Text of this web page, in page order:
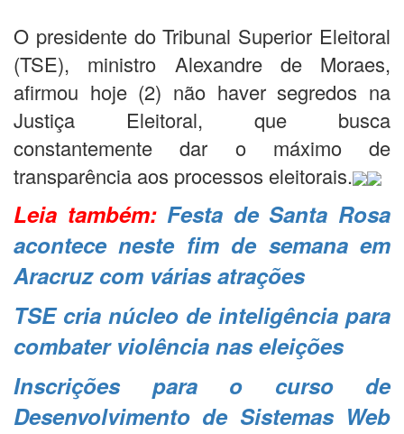
O presidente do Tribunal Superior Eleitoral
(TSE), ministro Alexandre de Moraes,
afirmou hoje (2) não haver segredos na
Justiça Eleitoral, que busca
constantemente dar o máximo de
transparência aos processos eleitorais.
Leia também: Festa de Santa Rosa
acontece neste fim de semana em
Aracruz com várias atrações
TSE cria núcleo de inteligência para
combater violência nas eleições
Inscrições para o curso de
Desenvolvimento de Sistemas Web